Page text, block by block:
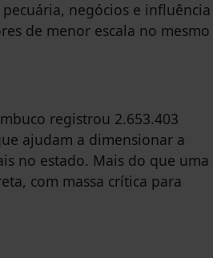
negócios e influência
de menor escala no mesmo
registrou 2.653.403
ajudam a dimensionar a
no estado. Mais do que uma
com massa crítica para